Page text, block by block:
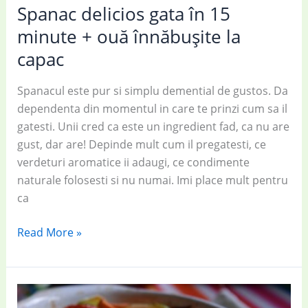
Spanac delicios gata în 15
minute + ouă înnăbușite la
capac
Spanacul este pur si simplu demential de gustos. Da
dependenta din momentul in care te prinzi cum sa il
gatesti. Unii cred ca este un ingredient fad, ca nu are
gust, dar are! Depinde mult cum il pregatesti, ce
verdeturi aromatice ii adaugi, ce condimente
naturale folosesti si nu numai. Imi place mult pentru
ca
Spanac
gata
în
15
Read More »